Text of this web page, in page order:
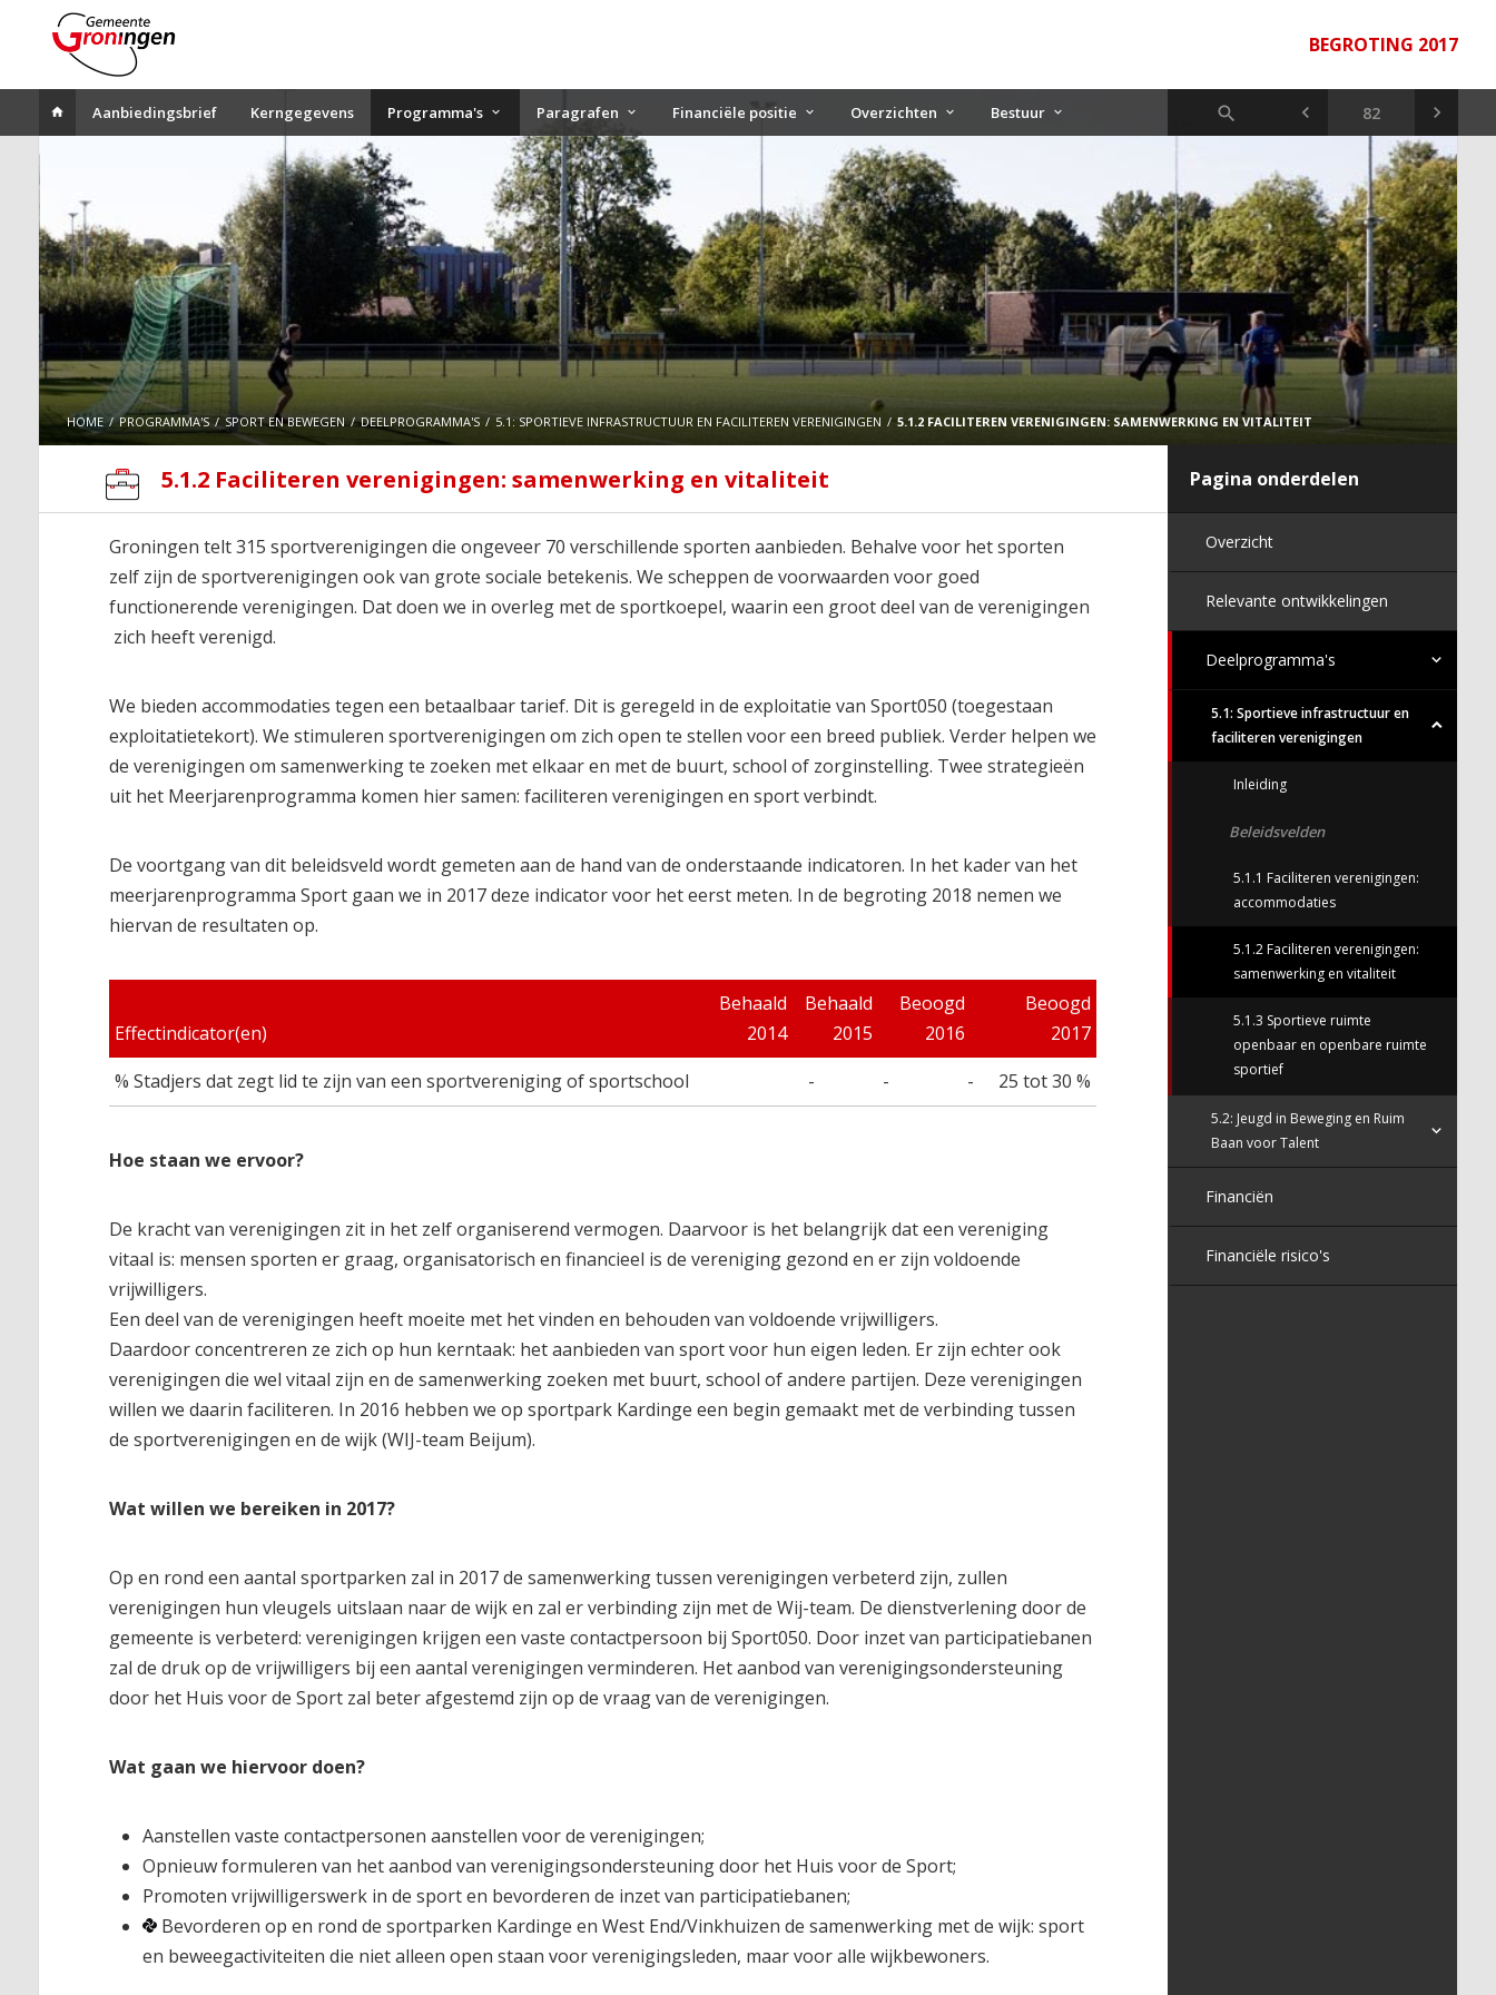
BEGROTING 2017
Aanbiedingsbrief Kerngegevens Programma's Paragrafen Financiële positie Overzichten Bestuur
HOME PROGRAMMA'S SPORT EN BEWEGEN DEELPROGRAMMA'S 5.1: SPORTIEVE INFRASTRUCTUUR EN FACILITEREN VERENIGINGEN 5.1.2 FACILITEREN VERENIGINGEN: SAMENWERKING EN VITALITEIT
Pagina onderdelen
Overzicht
Relevante ontwikkelingen
Deelprogramma's
5.1: Sportieve infrastructuur en
faciliteren verenigingen
Inleiding
Beleidsvelden
5.1.1 Faciliteren verenigingen:
accommodaties
5.1.2 Faciliteren verenigingen:
samenwerking en vitaliteit
5.1.3 Sportieve ruimte
openbaar en openbare ruimte
sportief
5.2: Jeugd in Beweging en Ruim
Baan voor Talent
Financiën
Financiële risico's
5.1.2 Faciliteren verenigingen: samenwerking en vitaliteit
Groningen telt 315 sportverenigingen die ongeveer 70 verschillende sporten aanbieden. Behalve voor het sporten
zelf zijn de sportverenigingen ook van grote sociale betekenis. We scheppen de voorwaarden voor goed
functionerende verenigingen. Dat doen we in overleg met de sportkoepel, waarin een groot deel van de verenigingen
zich heeft verenigd.
We bieden accommodaties tegen een betaalbaar tarief. Dit is geregeld in de exploitatie van Sport050 (toegestaan
exploitatietekort). We stimuleren sportverenigingen om zich open te stellen voor een breed publiek. Verder helpen we
de verenigingen om samenwerking te zoeken met elkaar en met de buurt, school of zorginstelling. Twee strategieën
uit het Meerjarenprogramma komen hier samen: faciliteren verenigingen en sport verbindt.
De voortgang van dit beleidsveld wordt gemeten aan de hand van de onderstaande indicatoren. In het kader van het
meerjarenprogramma Sport gaan we in 2017 deze indicator voor het eerst meten. In de begroting 2018 nemen we
hiervan de resultaten op.
Effectindicator(en)
Behaald
2014
Behaald
2015
Beoogd
2016
Beoogd
2017
% Stadjers dat zegt lid te zijn van een sportvereniging of sportschool
- - - 25 tot 30 %
Hoe staan we ervoor?
De kracht van verenigingen zit in het zelf organiserend vermogen. Daarvoor is het belangrijk dat een vereniging
vitaal is: mensen sporten er graag, organisatorisch en financieel is de vereniging gezond en er zijn voldoende
vrijwilligers.
Een deel van de verenigingen heeft moeite met het vinden en behouden van voldoende vrijwilligers.
Daardoor concentreren ze zich op hun kerntaak: het aanbieden van sport voor hun eigen leden. Er zijn echter ook
verenigingen die wel vitaal zijn en de samenwerking zoeken met buurt, school of andere partijen. Deze verenigingen
willen we daarin faciliteren. In 2016 hebben we op sportpark Kardinge een begin gemaakt met de verbinding tussen
de sportverenigingen en de wijk (WIJ-team Beijum).
Wat willen we bereiken in 2017?
Op en rond een aantal sportparken zal in 2017 de samenwerking tussen verenigingen verbeterd zijn, zullen
verenigingen hun vleugels uitslaan naar de wijk en zal er verbinding zijn met de Wij-team. De dienstverlening door de
gemeente is verbeterd: verenigingen krijgen een vaste contactpersoon bij Sport050. Door inzet van participatiebanen
zal de druk op de vrijwilligers bij een aantal verenigingen verminderen. Het aanbod van verenigingsondersteuning
door het Huis voor de Sport zal beter afgestemd zijn op de vraag van de verenigingen.
Wat gaan we hiervoor doen?
Aanstellen vaste contactpersonen aanstellen voor de verenigingen;
Opnieuw formuleren van het aanbod van verenigingsondersteuning door het Huis voor de Sport;
Promoten vrijwilligerswerk in de sport en bevorderen de inzet van participatiebanen;
Bevorderen op en rond de sportparken Kardinge en West End/Vinkhuizen de samenwerking met de wijk: sport
en beweegactiviteiten die niet alleen open staan voor verenigingsleden, maar voor alle wijkbewoners.